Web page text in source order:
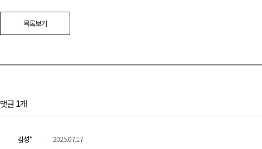
목록보기
댓글 1개
김성* 2025.07.17